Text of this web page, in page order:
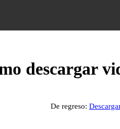
descargar
De regreso: